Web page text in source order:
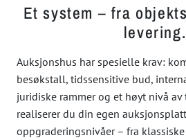
Et system – fra
levering.
Auksjonshus har spesielle krav:
besøkstall, tidssensitive bud,
juridiske rammer og et høyt nivå
realiserer du din egen
oppgraderingsnivåer – fra